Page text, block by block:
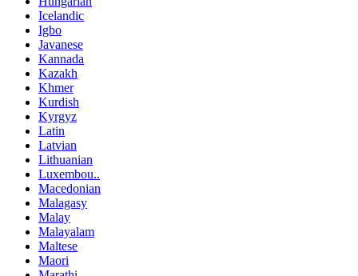
Icelandic
Igbo
Javanese
Kannada
Kazakh
Khmer
Kurdish
Kyrgyz
Latin
Latvian
Lithuanian
Luxembou..
Macedonian
Malagasy
Malay
Malayalam
Maltese
Maori